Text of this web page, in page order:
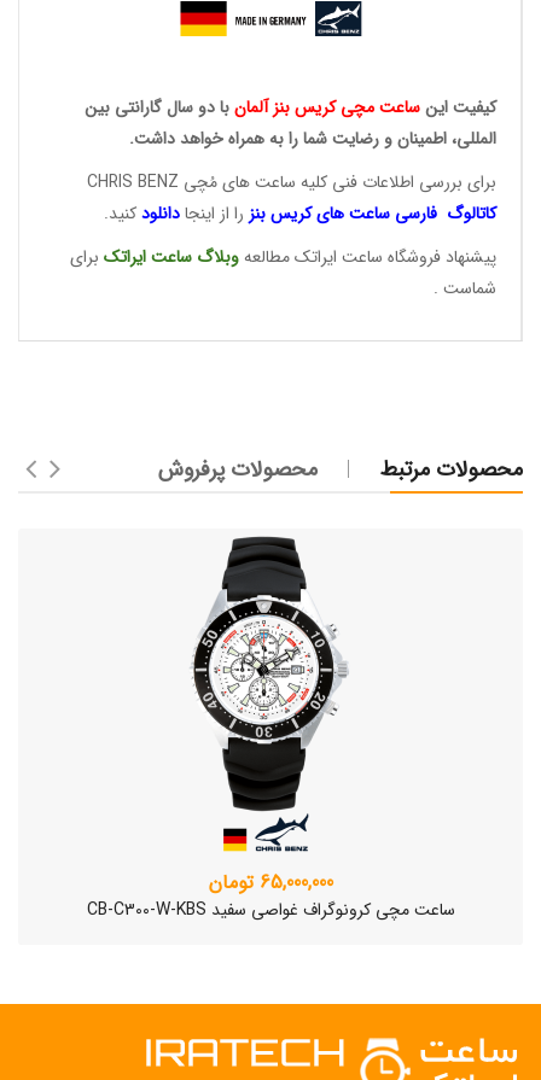
کیفیت اینساعت مچی کریسبنز آلمانبا دو سال گارانتی بین
المللی، اطمینان و رضایت شما را به همراه خواهد داشت.
برای بررسی اطلاعات فنی کلیه ساعت های مُچی CHRIS BENZ
کاتالوگ فارسی ساعت هایکریس بنز را از اینجادانلودکنید.
پیشنهاد فروشگاه ساعت ایراتک مطالعهوبلاگ ساعتایراتک برای
شماست .
محصولات مرتبط محصولات پرفروش
65,000,000 تومان
ساعت مچی کرونوگراف غواصی سفید CB-C300-W-KBS